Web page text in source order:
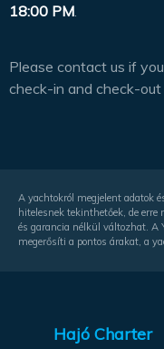
18:00 PM
Please contact us if
check-in and check-out
A yachtokról megjelent adatok
hitelesnek tekinthetőek, de
és garancia nélkül változhat. A
megerősíti a pontos árakat, a
Hajó Charter